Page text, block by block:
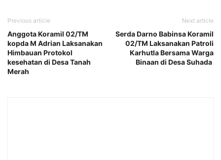
Previous article
Anggota Koramil 02/TM
kopda M Adrian Laksanakan
Himbauan Protokol
kesehatan di Desa Tanah
Merah
Next article
Serda Darno Babinsa Koramil
02/TM Laksanakan Patroli
Karhutla Bersama Warga
Binaan di Desa Suhada